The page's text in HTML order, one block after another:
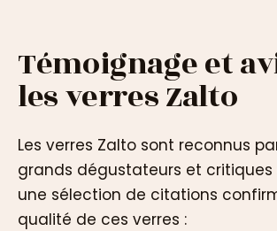
Témoignage et
les verres Zalto
Les verres Zalto sont reconnus
grands dégustateurs et critiques
une sélection de citations
qualité de ces verres :